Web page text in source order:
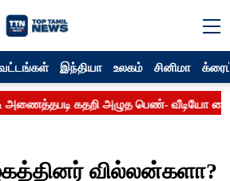
இந்தியா உலகம் சினிமா
வில்லன்களா?